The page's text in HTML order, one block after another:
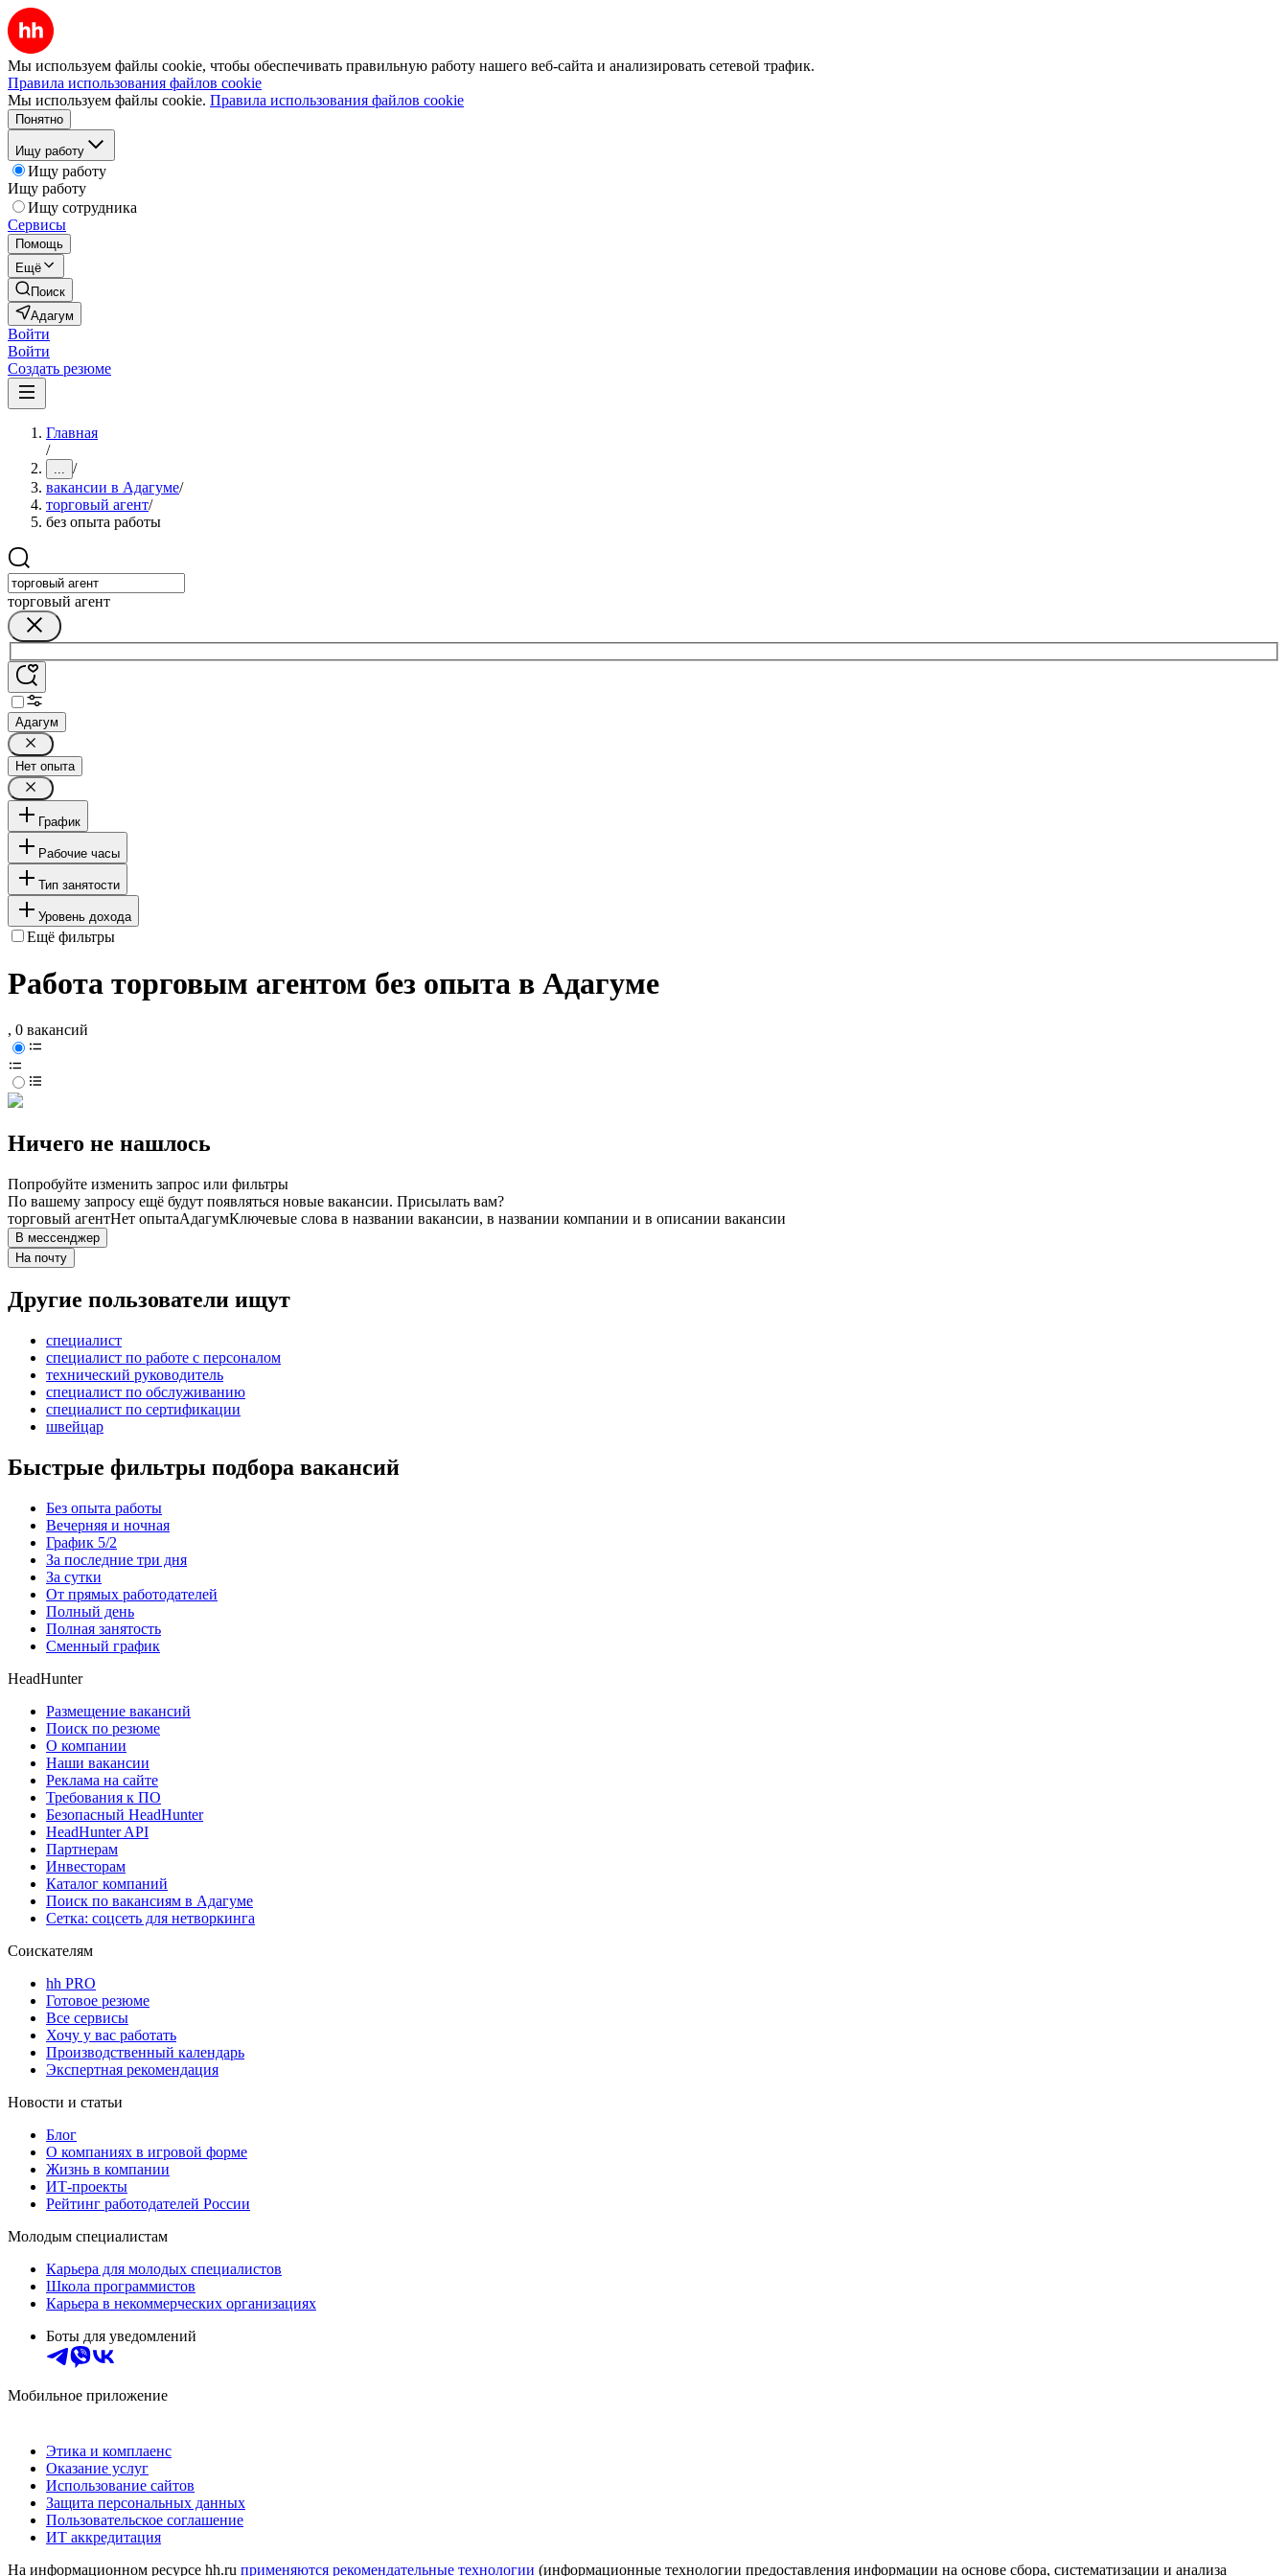
Мы используем файлы cookie, чтобы обеспечивать правильную работу нашего веб-сайта и анализировать сетевой трафик.
Правила использования файлов cookie
Мы используем файлы cookie. Правила использования файлов cookie
Понятно
Ищу работу
Ищу работу
Ищу работу
Ищу сотрудника
Сервисы
Помощь
Ещё
Поиск
Адагум
Войти
Войти
Создать резюме
Главная
/
... /
вакансии в Адагуме/
торговый агент/
без опыта работы
торговый агент
Адагум
Нет опыта
График
Рабочие часы
Тип занятости
Уровень дохода
Ещё фильтры
Работа торговым агентом без опыта в Адагуме
, 0 вакансий
Ничего не нашлось
Попробуйте изменить запрос или фильтры
По вашему запросу ещё будут появляться новые вакансии. Присылать вам?
торговый агентНет опытаАдагумКлючевые слова в названии вакансии, в названии компании и в описании вакансии
В мессенджер
На почту
Другие пользователи ищут
специалист
специалист по работе с персоналом
технический руководитель
специалист по обслуживанию
специалист по сертификации
швейцар
Быстрые фильтры подбора вакансий
Без опыта работы
Вечерняя и ночная
График 5/2
За последние три дня
За сутки
От прямых работодателей
Полный день
Полная занятость
Сменный график
HeadHunter
Размещение вакансий
Поиск по резюме
О компании
Наши вакансии
Реклама на сайте
Требования к ПО
Безопасный HeadHunter
HeadHunter API
Партнерам
Инвесторам
Каталог компаний
Поиск по вакансиям в Адагуме
Сетка: соцсеть для нетворкинга
Соискателям
hh PRO
Готовое резюме
Все сервисы
Хочу у вас работать
Производственный календарь
Экспертная рекомендация
Новости и статьи
Блог
О компаниях в игровой форме
Жизнь в компании
ИТ-проекты
Рейтинг работодателей России
Молодым специалистам
Карьера для молодых специалистов
Школа программистов
Карьера в некоммерческих организациях
Боты для уведомлений
Мобильное приложение
Этика и комплаенс
Оказание услуг
Использование сайтов
Защита персональных данных
Пользовательское соглашение
ИТ аккредитация
На информационном ресурсе hh.ru применяются рекомендательные технологии (информационные технологии предоставления информации на основе сбора, систематизации и анализа